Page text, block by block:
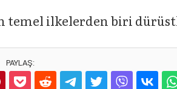
ilkelerden biri
PAYLAŞ: